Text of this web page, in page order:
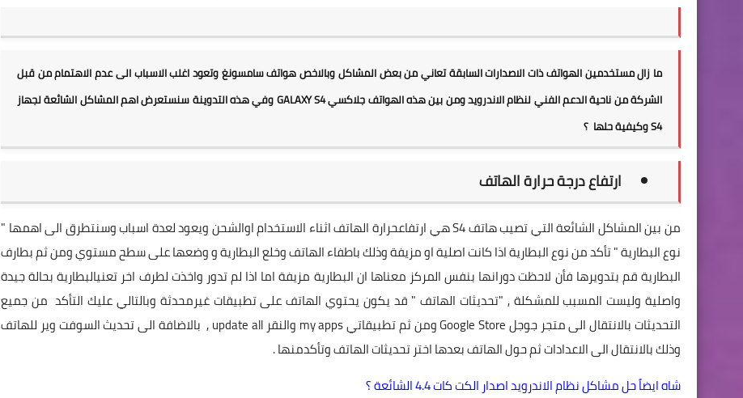
ما زال مستخدمين الهواتف ذات الاصدارات السابقة تعاني من بعض المشاكل وبالاخص هواتف سامسونغ وتعود اغلب الاسباب الى عدم الاهتمام من قبل
الشركة من ناحية الدعم الفني لنظام الاندرويد ومن بين هذه الهواتف جلاكسي GALAXY S4 وفي هذه التدوينة سنستعرض اهم المشاكل الشائعة لجهاز
S4 وكيفية حلها ؟
ارتفاع درجة حرارة الهاتف
من بين المشاكل الشائعة التي تصيب هاتف S4 هي ارتفاعحرارة الهاتف اثناء الاستخدام اوالشحن ويعود لعدة اسباب وسنتطرق الى اهمها "
نوع البطارية " تأكد من نوع البطارية اذا كانت اصلية او مزيفة وذلك باطفاء الهاتف وخلع البطارية و وضعها على سطح مستوي ومن ثم بطارف
البطارية قم بتدويرها فأن لاحظت دورانها بنفس المركز معناها ان البطارية مزيفة اما اذا لم تدور واخذت لطرف اخر تعنيالبطارية بحالة جيدة
واصلية وليست المسبب للمشكلة , "تحديثات الهاتف " قد يكون يحتوي الهاتف على تطبيقات غيرمحدثة وبالتالي عليك التأكد من جميع
التحديثات بالانتقال الى متجر جوجل Google Store ومن ثم تطبيقاتي my apps والنقر update all , بالاضافة الى تحديث السوفت وير للهاتف
وذلك بالانتقال الى الاعدادات ثم حول الهاتف بعدها اختر تحديثات الهاتف وتأكدمنها .
شاه ايضاً حل مشاكل نظام الاندرويد اصدار الكت كات 4.4 الشائعة ؟